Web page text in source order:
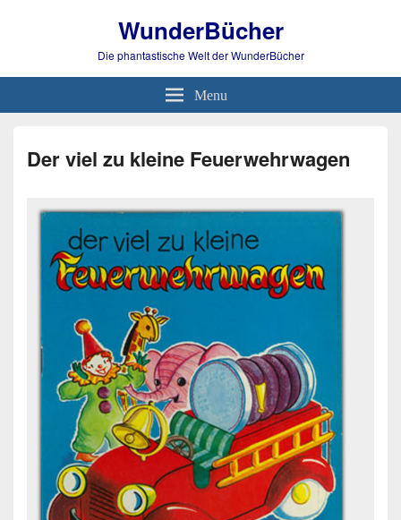
WunderBücher
Die phantastische Welt der WunderBücher
Menu
Der viel zu kleine Feuerwehrwagen